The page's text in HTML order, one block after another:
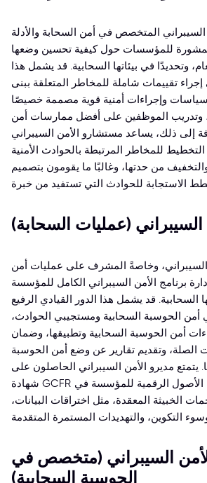
المتخصص في أمن السحابة والأدلة
المشورة للمؤسسات حول كيفية تحسين وضعها
وتحديدًا في بيئاتها السحابية. قد يشمل هذا
إجراء تقييمات شاملة للمخاطر المتعلقة ببنى
وإجراءات أمنية قوية مصممة خصيصًا
وتدريب الموظفين على أفضل ممارسات أمن
إلى ذلك، يساعد مستشارو الأمن السيبراني
للمخاطر المرتبطة بالحوادث الأمنية
من حدتها، وغالبًا ما يقومون بتصميم
السيبراني (عمليات السحابة)
السيبراني، وخاصةً المشرف على عمليات أمن
برنامج الأمن السيبراني الكامل للمؤسسة
السحابية. قد يشمل هذا الدور القيادي الرفيع
أمن الحوسبة السحابية ومستجيبي الحوادث،
أمن الحوسبة السحابية وتطبيقها، وضمان
الصلة، وتقديم تقارير عن وضع أمن الحوسبة
يتمتع مديرو الأمن السيبراني الحاصلون على
شهادة GCFR بموقع فريد لحماية الأصول الرقمية للمؤسسة في
الخبيثة المعقدة، مثل اختراقات البيانات،
السيبراني (متخصص في
الحوسبة السحابية)